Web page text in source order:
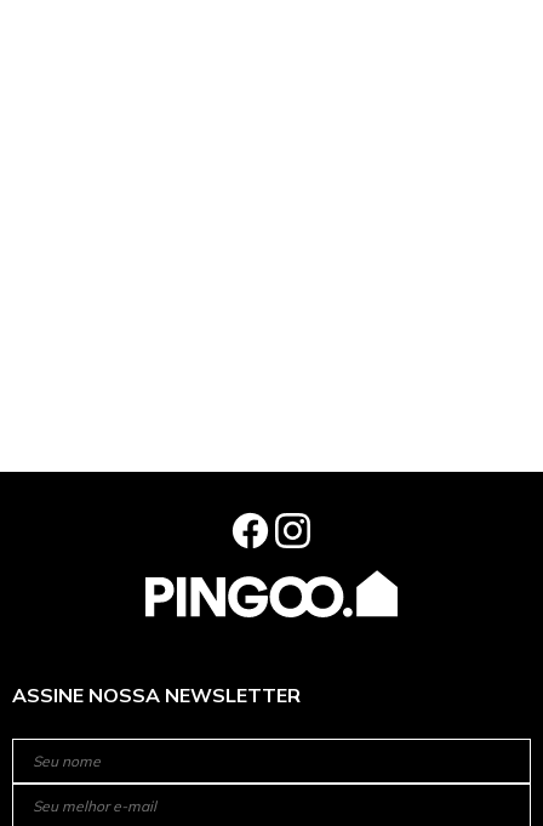
ASSINE NOSSA NEWSLETTER